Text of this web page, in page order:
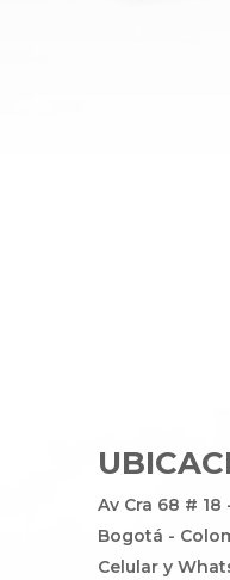
Av Cra 68 # 18
Bogotá -
Celular y